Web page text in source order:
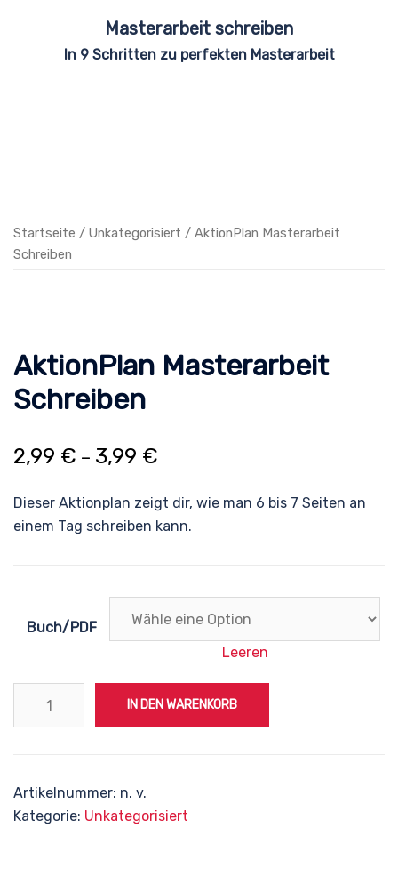
Masterarbeit schreiben
In 9 Schritten zu perfekten Masterarbeit
Startseite / Unkategorisiert / AktionPlan Masterarbeit
Schreiben
AktionPlan Masterarbeit
Schreiben
2,99 € – 3,99 €
bis
Dieser Aktionplan zeigt dir, wie man 6 bis 7 Seiten an
einem Tag schreiben kann.
Buch/PDF
Leeren
Masterarbeit
IN DEN WARENKORB
Artikelnummer: n. v.
Kategorie: Unkategorisiert